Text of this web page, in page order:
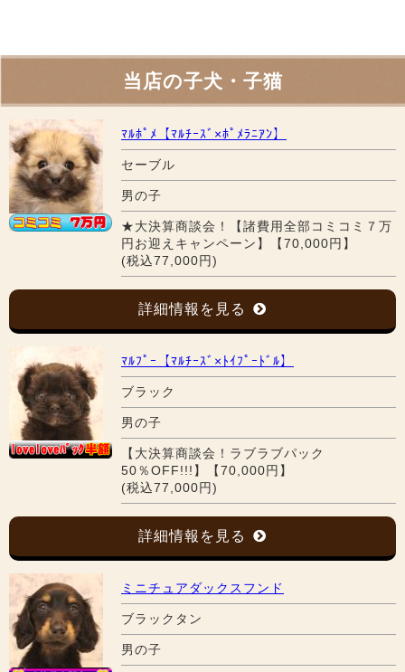
当店の子犬・子猫
ﾏﾙﾎﾟﾒ【ﾏﾙﾁｰｽﾞ×ﾎﾟﾒﾗﾆｱﾝ】
セーブル
男の子
★大決算商談会！【諸費用全部コミコミ７万
円お迎えキャンペーン】【70,000円】
(税込77,000円)
詳細情報を見る
ﾏﾙﾌﾟｰ【ﾏﾙﾁｰｽﾞ×ﾄｲﾌﾟｰﾄﾞﾙ】
ブラック
男の子
【大決算商談会！ラブラブパック
50％OFF!!!】【70,000円】
(税込77,000円)
詳細情報を見る
ミニチュアダックスフンド
ブラックタン
男の子